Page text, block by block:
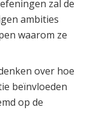
zal de
ambities
waarom ze
over hoe
beïnvloeden
op de